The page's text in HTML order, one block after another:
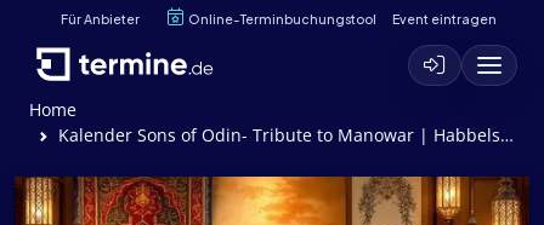
Für Anbieter Online-Terminbuchungstool Event eintragen
Home
Kalender Sons of Odin- Tribute to Manowar | Habbels 2025